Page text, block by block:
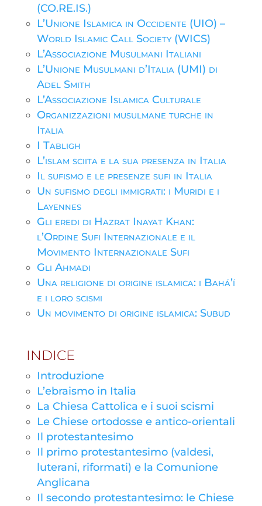
(CO.RE.IS.)
L’Unione Islamica in Occidente (UIO) –
World Islamic Call Society (WICS)
L’Associazione Musulmani Italiani
L’Unione Musulmani d’Italia (UMI) di
Adel Smith
L’Associazione Islamica Culturale
Organizzazioni musulmane turche in
Italia
I Tabligh
L’islam sciita e la sua presenza in Italia
Il sufismo e le presenze sufi in Italia
Un sufismo degli immigrati: i Muridi e i
Layennes
Gli eredi di Hazrat Inayat Khan:
l’Ordine Sufi Internazionale e il
Movimento Internazionale Sufi
Gli Ahmadi
Una religione di origine islamica: i Bahá’í
e i loro scismi
Un movimento di origine islamica: Subud
INDICE
Introduzione
L’ebraismo in Italia
La Chiesa Cattolica e i suoi scismi
Le Chiese ortodosse e antico-orientali
Il protestantesimo
Il primo protestantesimo (valdesi,
luterani, riformati) e la Comunione
Anglicana
Il secondo protestantesimo: le Chiese